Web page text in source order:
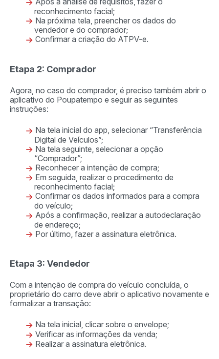
reconhecimento facial;
Na próxima tela, preencher os dados do
vendedor e do comprador;
Confirmar a criação do ATPV-e.
Etapa 2: Comprador
Agora, no caso do comprador, é preciso também abrir o
aplicativo do Poupatempo e seguir as seguintes
instruções:
Na tela inicial do app, selecionar “Transferência
Digital de Veículos”;
Na tela seguinte, selecionar a opção
“Comprador”;
Reconhecer a intenção de compra;
Em seguida, realizar o procedimento de
reconhecimento facial;
Confirmar os dados informados para a compra
do veículo;
Após a confirmação, realizar a autodeclaração
de endereço;
Por último, fazer a assinatura eletrônica.
Etapa 3: Vendedor
Com a intenção de compra do veículo concluída, o
proprietário do carro deve abrir o aplicativo novamente e
formalizar a transação:
Na tela inicial, clicar sobre o envelope;
Verificar as informações da venda;
Realizar a assinatura eletrônica.